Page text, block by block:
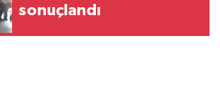
sonuçlandı